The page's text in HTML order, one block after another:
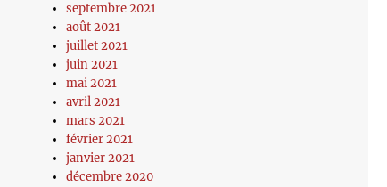
septembre 2021
août 2021
juillet 2021
juin 2021
mai 2021
avril 2021
mars 2021
février 2021
janvier 2021
décembre 2020